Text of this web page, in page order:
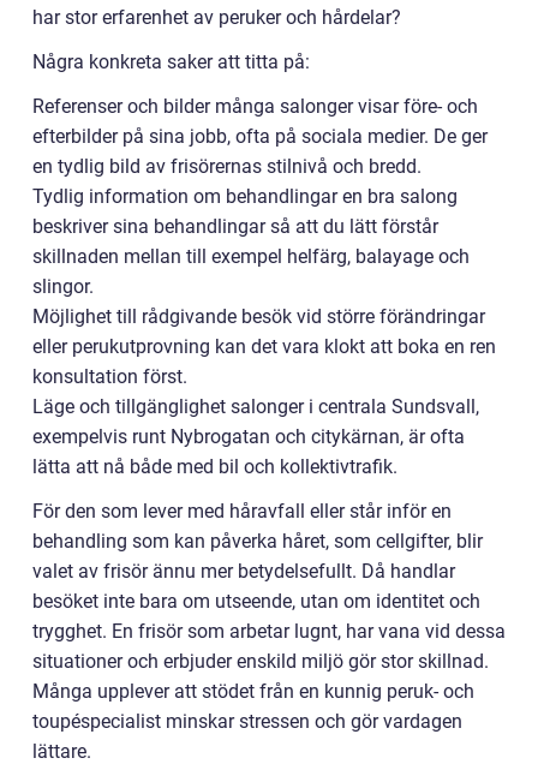
har stor erfarenhet av peruker och hårdelar?
Några konkreta saker att titta på:
Referenser och bilder många salonger visar före- och
efterbilder på sina jobb, ofta på sociala medier. De ger
en tydlig bild av frisörernas stilnivå och bredd.
Tydlig information om behandlingar en bra salong
beskriver sina behandlingar så att du lätt förstår
skillnaden mellan till exempel helfärg, balayage och
slingor.
Möjlighet till rådgivande besök vid större förändringar
eller perukutprovning kan det vara klokt att boka en ren
konsultation först.
Läge och tillgänglighet salonger i centrala Sundsvall,
exempelvis runt Nybrogatan och citykärnan, är ofta
lätta att nå både med bil och kollektivtrafik.
För den som lever med håravfall eller står inför en
behandling som kan påverka håret, som cellgifter, blir
valet av frisör ännu mer betydelsefullt. Då handlar
besöket inte bara om utseende, utan om identitet och
trygghet. En frisör som arbetar lugnt, har vana vid dessa
situationer och erbjuder enskild miljö gör stor skillnad.
Många upplever att stödet från en kunnig peruk- och
toupéspecialist minskar stressen och gör vardagen
lättare.